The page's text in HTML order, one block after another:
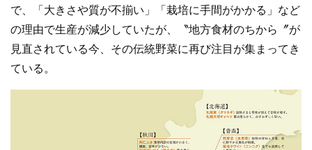
で、「大きさや質が不揃い」「栽培に手間がかかる」など
の理由で生産が減少していたが、〝地方食材のちから〞が
見直されている今、その伝統野菜に再び注目が集まってき
ている。